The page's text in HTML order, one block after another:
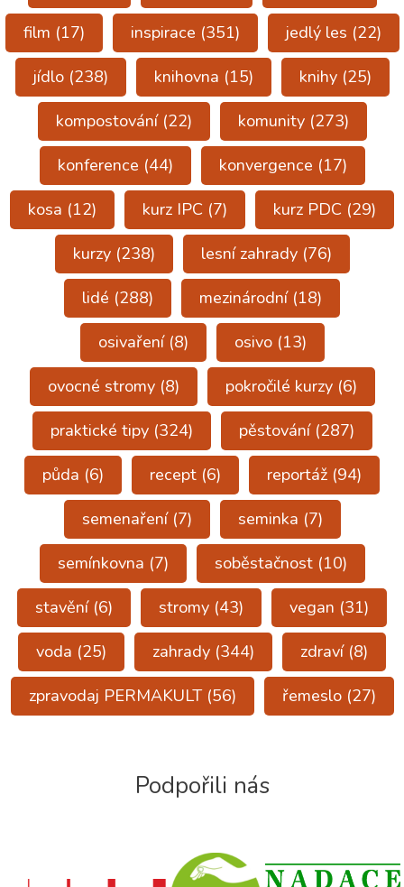
film (17) inspirace (351) jedlý les (22)
jídlo(238) knihovna (15) knihy(25)
kompostování(22) komunity(273)
konference (44) konvergence (17)
kosa (12) kurz IPC (7) kurz PDC (29)
kurzy(238) lesní zahrady(76)
lidé (288) mezinárodní(18)
osivaření(8) osivo(13)
ovocné stromy(8) pokročilé kurzy(6)
praktické tipy(324) pěstování(287)
půda (6) recept (6) reportáž (94)
semenaření(7) seminka (7)
semínkovna (7) soběstačnost(10)
stavění(6) stromy (43) vegan (31)
voda (25) zahrady (344) zdraví(8)
zpravodaj PERMAKULT(56) řemeslo(27)
Podpořili nás